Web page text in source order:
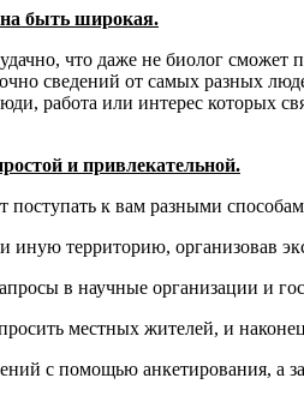
быть широкая.
что даже не биолог
сведений от самых разных
работа или интерес которых
и привлекательной.
к вам разными
иную территорию, организовав
в научные организации и
местных жителей, и
с помощью анкетирования, а